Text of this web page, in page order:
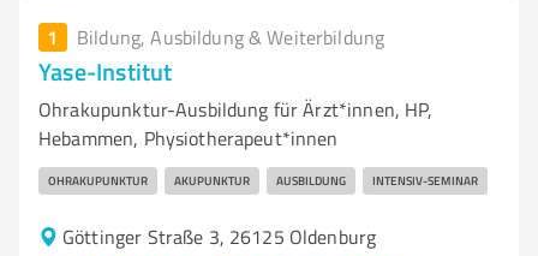
1 Bildung, Ausbildung & Weiterbildung
Yase-Institut
Ohrakupunktur-Ausbildung für Ärzt*innen, HP,
Hebammen, Physiotherapeut*innen
OHRAKUPUNKTUR AKUPUNKTUR AUSBILDUNG INTENSIV-SEMINAR
Göttinger Straße 3, 26125 Oldenburg